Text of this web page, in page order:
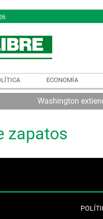
ECONOMÍA
Washington
zapatos